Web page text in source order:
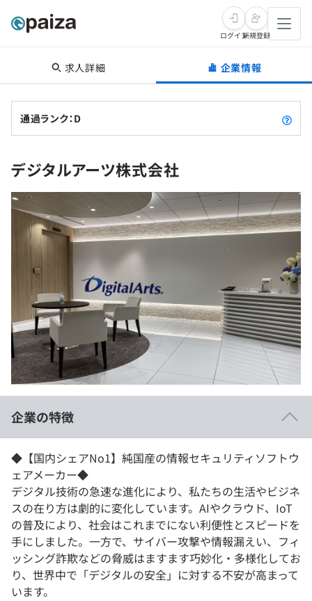
転職・キャリア
転職成功ガイド
転職エージェント
インタビュー
転職成功ガイド
新卒就活
求人検索
インターン
新卒エージェント
イベント・セミナー
インタビュー
学習
問題集
4択課題
ナレッジ
リファレンス
プラン
個人向けプラン
法人向けプラン
学校向けプラン
契約内容・クーポン
プログラミング言語
SQL
評価結果一覧
再チャレンジ結果一覧
ゲーム・マンガ
メディア
Tech Team Journal
paiza times
note
paizaとは？
ログイン新規登録
求人詳細 企業情報
通過ランク：D
デジタルアーツ株式会社
企業の特徴
◆【国内シェアNo1】純国産の情報セキュリティソフトウ
ェアメーカー◆
デジタル技術の急速な進化により、私たちの生活やビジネ
スの在り方は劇的に変化しています。AIやクラウド、IoT
の普及により、社会はこれまでにない利便性とスピードを
手にしました。一方で、サイバー攻撃や情報漏えい、フィ
ッシング詐欺などの脅威はますます巧妙化・多様化してお
り、世界中で「デジタルの安全」に対する不安が高まって
います。